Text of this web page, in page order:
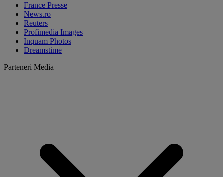
France Presse
News.ro
Reuters
Profimedia Images
Inquam Photos
Dreamstime
Parteneri Media